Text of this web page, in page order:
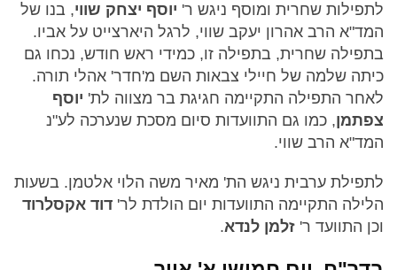
לתפילות שחרית ומוסף ניגש ר' יוסף יצחק שווי, בנו של
המד"א הרב אהרון יעקב שווי, לרגל היארצייט על אביו.
בתפילה שחרית, בתפילה זו, כמידי ראש חודש, נכחו גם
כיתה שלמה של חיילי צבאות השם מ'חדר' אהלי תורה.
לאחר התפילה התקיימה חגיגת בר מצווה לת' יוסף
צפתמן, כמו גם התוועדות סיום מסכת שנערכה לע"נ
המד"א הרב שווי.
לתפילת ערבית ניגש הת' מאיר משה הלוי אלטמן. בשעות
הלילה התקיימה התוועדות יום הולדת לר' דוד אקסלרוד
וכן התוועד ר' זלמן לנדא.